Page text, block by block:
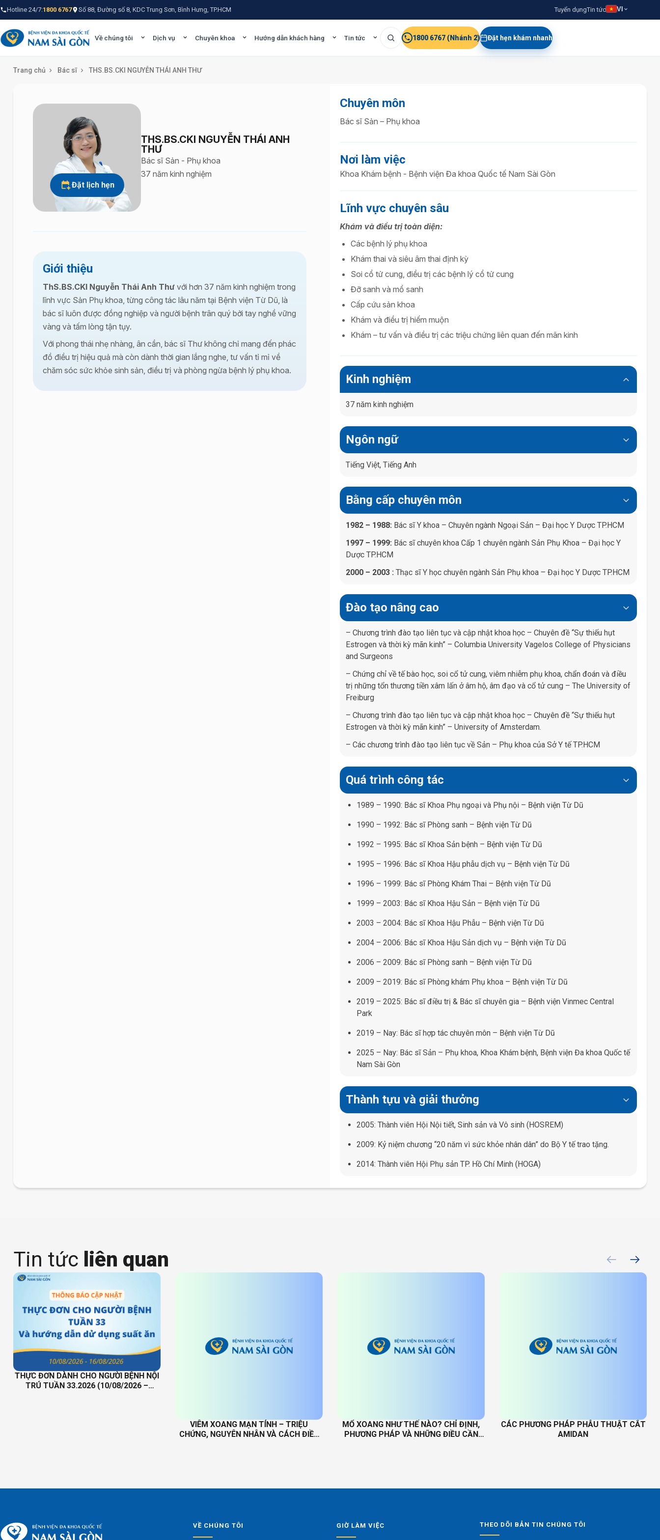
Hotline 24/7:1800 6767 Số 88, Đường số 8, KDC Trung Sơn, Bình Hưng, TP.HCM Tuyển dụngTin tức VI
Về chúng tôi Dịch vụ Chuyên khoa Hướng dẫn khách hàng Tin tức 1800 6767 (Nhánh 2) Đặt hẹn khám nhanh
Trang chủ Bác sĩ THS.BS.CKI NGUYỄN THÁI ANH THƯ
Đặt lịch hẹn
THS.BS.CKI NGUYỄN THÁI ANH
THƯ
Bác sĩ Sản - Phụ khoa
37 năm kinh nghiệm
Giới thiệu
ThS.BS.CKI Nguyễn Thái Anh Thư với hơn 37 năm kinh nghiệm trong
lĩnh vực Sản Phụ khoa, từng công tác lâu năm tại Bệnh viện Từ Dũ, là
bác sĩ luôn được đồng nghiệp và người bệnh trân quý bởi tay nghề vững
vàng và tấm lòng tận tụy.
Với phong thái nhẹ nhàng, ân cần, bác sĩ Thư không chỉ mang đến phác
đồ điều trị hiệu quả mà còn dành thời gian lắng nghe, tư vấn tỉ mỉ về
chăm sóc sức khỏe sinh sản, điều trị và phòng ngừa bệnh lý phụ khoa.
Chuyên môn
Bác sĩ Sản – Phụ khoa
Nơi làm việc
Khoa Khám bệnh - Bệnh viện Đa khoa Quốc tế Nam Sài Gòn
Lĩnh vực chuyên sâu
Khám và điều trị toàn diện:
Các bệnh lý phụ khoa
Khám thai và siêu âm thai định kỳ
Soi cổ tử cung, điều trị các bệnh lý cổ tử cung
Đỡ sanh và mổ sanh
Cấp cứu sản khoa
Khám và điều trị hiếm muộn
Khám – tư vấn và điều trị các triệu chứng liên quan đến mãn kinh
Kinh nghiệm
37 năm kinh nghiệm
Ngôn ngữ
Tiếng Việt, Tiếng Anh
Bằng cấp chuyên môn
1982 – 1988: Bác sĩ Y khoa – Chuyên ngành Ngoại Sản – Đại học Y Dược TP.HCM
1997 – 1999: Bác sĩ chuyên khoa Cấp 1 chuyên ngành Sản Phụ Khoa – Đại học Y
Dược TP.HCM
2000 – 2003 : Thạc sĩ Y học chuyên ngành Sản Phụ khoa – Đại học Y Dược TP.HCM
Đào tạo nâng cao
– Chương trình đào tạo liên tục và cập nhật khoa học – Chuyên đề “Sự thiếu hụt
Estrogen và thời kỳ mãn kinh” – Columbia University Vagelos College of Physicians
and Surgeons
– Chứng chỉ về tế bào học, soi cổ tử cung, viêm nhiễm phụ khoa, chẩn đoán và điều
trị những tổn thương tiền xâm lấn ở âm hộ, âm đạo và cổ tử cung – The University of
Freiburg
– Chương trình đào tạo liên tục và cập nhật khoa học – Chuyên đề “Sự thiếu hụt
Estrogen và thời kỳ mãn kinh” – University of Amsterdam.
– Các chương trình đào tạo liên tục về Sản – Phụ khoa của Sở Y tế TP.HCM
Quá trình công tác
1989 – 1990: Bác sĩ Khoa Phụ ngoại và Phụ nội – Bệnh viện Từ Dũ
1990 – 1992: Bác sĩ Phòng sanh – Bệnh viện Từ Dũ
1992 – 1995: Bác sĩ Khoa Sản bệnh – Bệnh viện Từ Dũ
1995 – 1996: Bác sĩ Khoa Hậu phẫu dịch vụ – Bệnh viện Từ Dũ
1996 – 1999: Bác sĩ Phòng Khám Thai – Bệnh viện Từ Dũ
1999 – 2003: Bác sĩ Khoa Hậu Sản – Bệnh viện Từ Dũ
2003 – 2004: Bác sĩ Khoa Hậu Phẫu – Bệnh viện Từ Dũ
2004 – 2006: Bác sĩ Khoa Hậu Sản dịch vụ – Bệnh viện Từ Dũ
2006 – 2009: Bác sĩ Phòng sanh – Bệnh viện Từ Dũ
2009 – 2019: Bác sĩ Phòng khám Phụ khoa – Bệnh viện Từ Dũ
2019 – 2025: Bác sĩ điều trị & Bác sĩ chuyên gia – Bệnh viện Vinmec Central
Park
2019 – Nay: Bác sĩ hợp tác chuyên môn – Bệnh viện Từ Dũ
2025 – Nay: Bác sĩ Sản – Phụ khoa, Khoa Khám bệnh, Bệnh viện Đa khoa Quốc tế
Nam Sài Gòn
Thành tựu và giải thưởng
2005: Thành viên Hội Nội tiết, Sinh sản và Vô sinh (HOSREM)
2009: Kỷ niệm chương “20 năm vì sức khỏe nhân dân” do Bộ Y tế trao tặng.
2014: Thành viên Hội Phụ sản TP. Hồ Chí Minh (HOGA)
Tin tức liên quan
THỰC ĐƠN DÀNH CHO NGƯỜI BỆNH NỘI
TRÚ TUẦN 33.2026 (10/08/2026 –
VIÊM XOANG MẠN TÍNH – TRIỆU
CHỨNG, NGUYÊN NHÂN VÀ CÁCH ĐIỀU
MỔ XOANG NHƯ THẾ NÀO? CHỈ ĐỊNH,
PHƯƠNG PHÁP VÀ NHỮNG ĐIỀU CẦN
CÁC PHƯƠNG PHÁP PHẪU THUẬT CẮT
AMIDAN
VỀ CHÚNG TÔI GIỜ LÀM VIỆC THEO DÕI BẢN TIN CHÚNG TÔI